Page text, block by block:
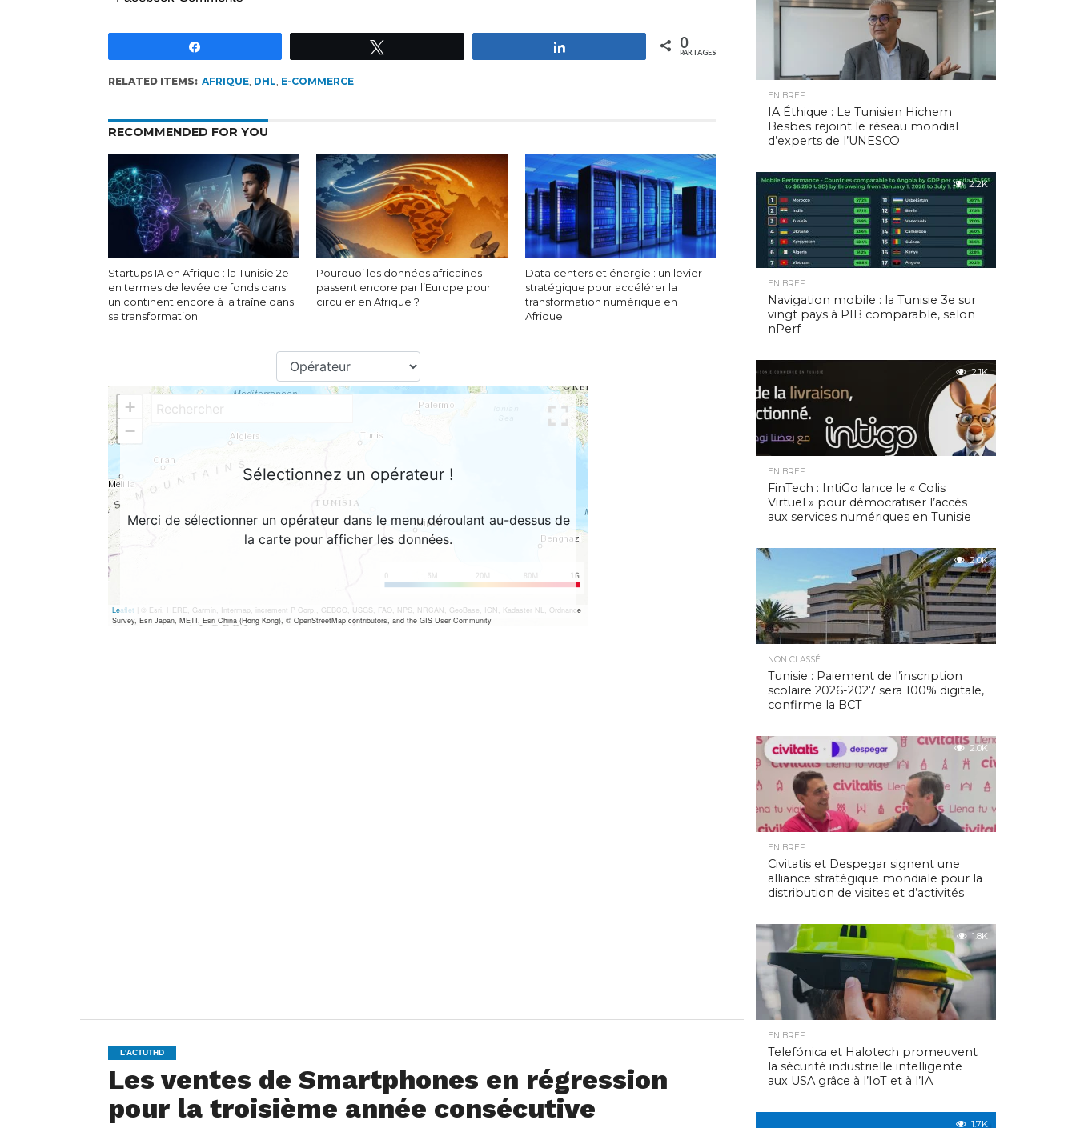
0
PARTAGES
RELATED ITEMS: AFRIQUE, DHL, E-COMMERCE
RECOMMENDED FOR YOU
Startups IA en Afrique : la Tunisie 2e
en termes de levée de fonds dans
un continent encore à la traîne dans
sa transformation
Pourquoi les données africaines
passent encore par l’Europe pour
circuler en Afrique ?
Data centers et énergie : un levier
stratégique pour accélérer la
transformation numérique en
Afrique
L'ACTUTHD
Les ventes de Smartphones en régression
pour la troisième année consécutive
EN BREF
IA Éthique : Le Tunisien Hichem
Besbes rejoint le réseau mondial
d’experts de l’UNESCO
2.2K
EN BREF
Navigation mobile : la Tunisie 3e sur
vingt pays à PIB comparable, selon
nPerf
2.1K
EN BREF
FinTech : IntiGo lance le « Colis
Virtuel » pour démocratiser l’accès
aux services numériques en Tunisie
2.0K
NON CLASSÉ
Tunisie : Paiement de l’inscription
scolaire 2026-2027 sera 100% digitale,
confirme la BCT
2.0K
EN BREF
Civitatis et Despegar signent une
alliance stratégique mondiale pour la
distribution de visites et d’activités
1.8K
EN BREF
Telefónica et Halotech promeuvent
la sécurité industrielle intelligente
aux USA grâce à l’IoT et à l’IA
1.7K